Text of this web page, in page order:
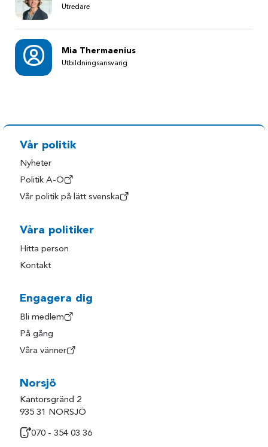
Utredare
Mia Thermaenius
Utbildningsansvarig
Vår politik
Nyheter
Politik A-Ö
Vår politik på lätt svenska
Våra politiker
Hitta person
Kontakt
Engagera dig
Bli medlem
På gång
Våra vänner
Norsjö
Kantorsgränd 2
935 31 NORSJÖ
070 - 354 03 36